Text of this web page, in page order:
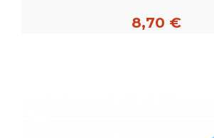
8,70 €